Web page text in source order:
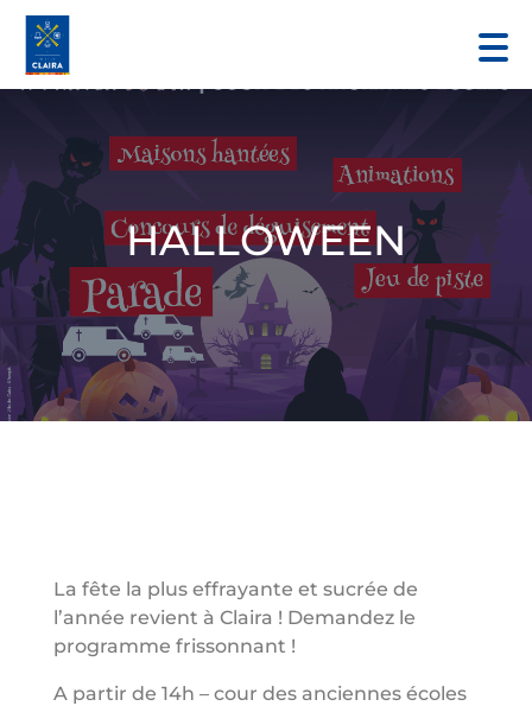
HALLOWEEN
La fête la plus effrayante et sucrée de
l’année revient à Claira ! Demandez le
programme frissonnant !
A partir de 14h – cour des anciennes écoles